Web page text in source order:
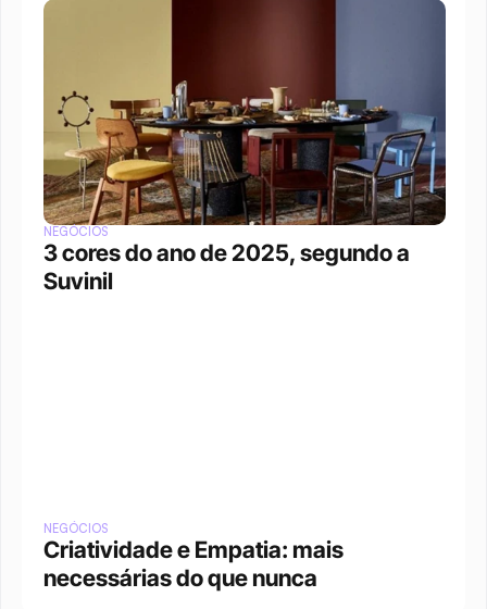
NEGÓCIOS
3 cores do ano de 2025, segundo a
Suvinil
NEGÓCIOS
Criatividade e Empatia: mais
necessárias do que nunca